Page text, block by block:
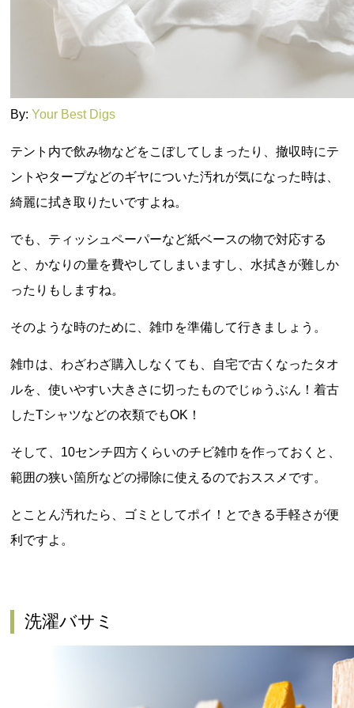
By:Your Best Digs
テント内で飲み物などをこぼしてしまったり、撤収時にテ
ントやタープなどのギヤについた汚れが気になった時は、
綺麗に拭き取りたいですよね。
でも、ティッシュペーパーなど紙ベースの物で対応する
と、かなりの量を費やしてしまいますし、水拭きが難しか
ったりもしますね。
そのような時のために、雑巾を準備して行きましょう。
雑巾は、わざわざ購入しなくても、自宅で古くなったタオ
ルを、使いやすい大きさに切ったものでじゅうぶん！着古
したTシャツなどの衣類でもOK！
そして、10センチ四方くらいのチビ雑巾を作っておくと、
範囲の狭い箇所などの掃除に使えるのでおススメです。
とことん汚れたら、ゴミとしてポイ！とできる手軽さが便
利ですよ。
洗濯バサミ